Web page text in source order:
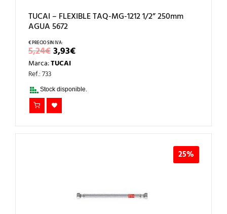
TUCAI – FLEXIBLE TAQ-MG-1212 1/2” 250mm
AGUA 5672
5,24€EL
PRECIO
ORIGINAL
5,24€.
3,93€EL
PRECIO
3,93€.
Marca:TUCAI
Ref.: 733
Stock disponible.
25%